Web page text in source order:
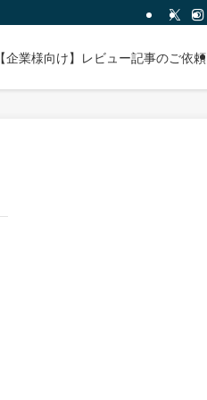
【企業様向け】レビュー記事のご依頼